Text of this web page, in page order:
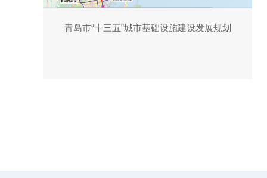
青岛市“十三五”城市基础设施建设发展规划